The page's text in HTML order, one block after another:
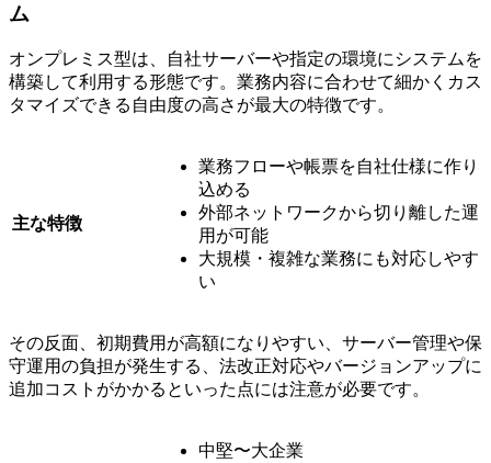
ム
オンプレミス型は、自社サーバーや指定の環境にシステムを
構築して利用する形態です。業務内容に合わせて細かくカス
タマイズできる自由度の高さが最大の特徴です。
主な特徴
業務フローや帳票を自社仕様に作り
込める
外部ネットワークから切り離した運
用が可能
大規模・複雑な業務にも対応しやす
い
その反面、初期費用が高額になりやすい、サーバー管理や保
守運用の負担が発生する、法改正対応やバージョンアップに
追加コストがかかるといった点には注意が必要です。
中堅〜大企業